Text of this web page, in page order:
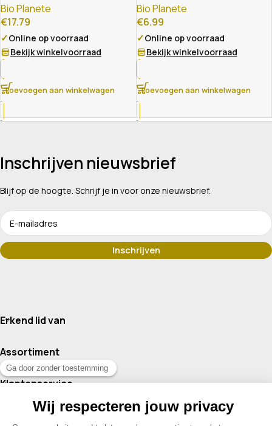
Bio Planete
€17.79
✓Online op voorraad
Bekijk winkelvoorraad
Toevoegen aan winkelwagen
Bio Planete
€6.99
✓Online op voorraad
Bekijk winkelvoorraad
Toevoegen aan winkelwagen
Inschrijven nieuwsbrief
Blijf op de hoogte. Schrijf je in voor onze nieuwsbrief.
Erkend lid van
Assortiment
Klantenservice
Contact